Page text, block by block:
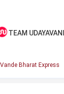
TEAM UDAYAVANI
Bharat Express